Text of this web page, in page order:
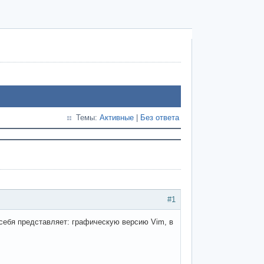
Темы: Активные Без ответа
#1
представляет: графическую версию Vim, в